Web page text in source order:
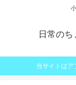
日常の
当サイトはア